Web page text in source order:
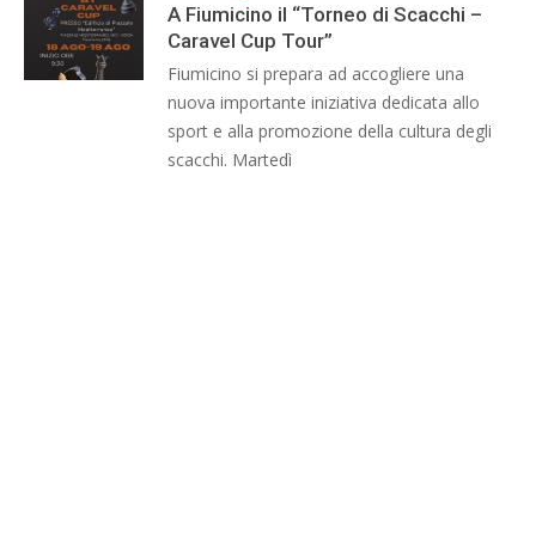
A Fiumicino il “Torneo di Scacchi –
Caravel Cup Tour”
Fiumicino si prepara ad accogliere una
nuova importante iniziativa dedicata allo
sport e alla promozione della cultura degli
scacchi. Martedì